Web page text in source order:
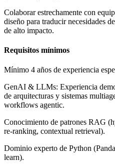
Colaborar estrechamente con
diseño para traducir necesidades
de alto impacto.
Requisitos mínimos
Mínimo 4 años de experiencia
GenAI & LLMs: Experiencia
de arquitecturas y sistemas
workflows agentic.
Conocimiento de patrones RAG
re-ranking, contextual retrieval).
Dominio experto de Python
learn).